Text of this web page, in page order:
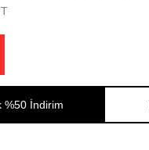
%50 İndirim